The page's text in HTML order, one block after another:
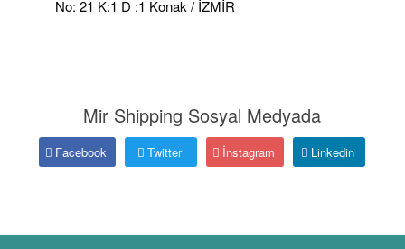
No: 21 K:1 D :1 Konak / İZMİR
Mir Shipping Sosyal Medyada
Facebook Twitter İnstagram Linkedin